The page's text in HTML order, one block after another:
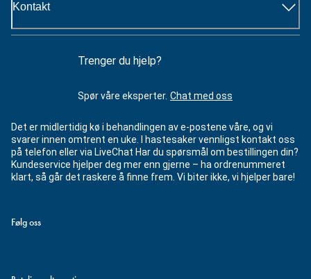
Kontakt
Trenger du hjelp?
Spør våre eksperter. Chat med oss
Det er midlertidig kø i behandlingen av e-postene våre, og vi
svarer innen omtrent en uke. I hastesaker vennligst kontakt oss
på telefon eller via LiveChat Har du spørsmål om bestillingen din?
Kundeservice hjelper deg mer enn gjerne – ha ordrenummeret
klart, så går det raskere å finne frem. Vi biter ikke, vi hjelper bare!
Følg oss